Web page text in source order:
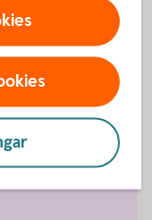
tillsammans